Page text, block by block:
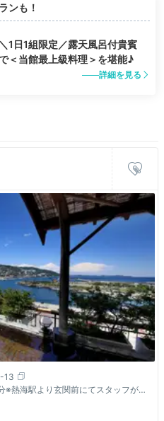
ンも！
1日1組限定／露天風呂付貴賓
＜当館最上級料理＞を堪能♪
詳細を見る
13
※熱海駅より玄関前にてスタッフがお